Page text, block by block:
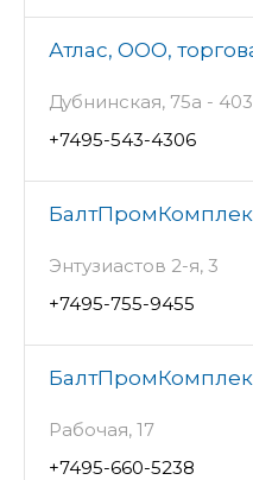
Атлас, ООО,
Дубнинская, 75а -
+7495-543-4306
Энтузиастов 2-я, 3
+7495-755-9455
Рабочая, 17
+7495-660-5238